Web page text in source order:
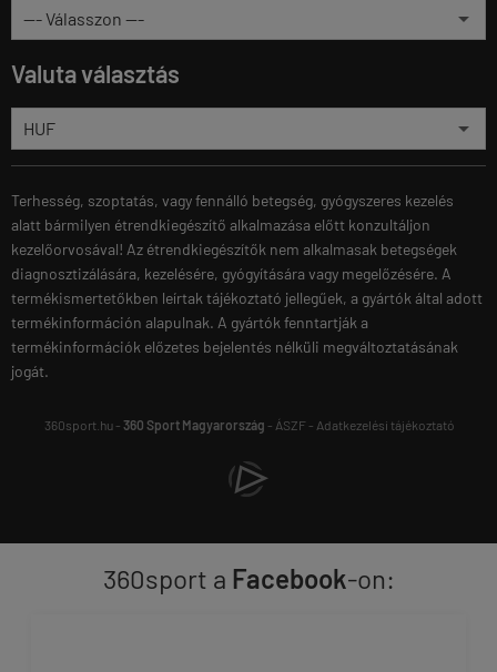
Valuta választás
Terhesség, szoptatás, vagy fennálló betegség, gyógyszeres kezelés
alatt bármilyen étrendkiegészítő alkalmazása előtt konzultáljon
kezelőorvosával! Az étrendkiegészítők nem alkalmasak betegségek
diagnosztizálására, kezelésére, gyógyítására vagy megelőzésére. A
termékismertetőkben leírtak tájékoztató jellegűek, a gyártók által adott
termékinformáción alapulnak. A gyártók fenntartják a
termékinformációk előzetes bejelentés nélküli megváltoztatásának
jogát.
360sport.hu - 360 Sport Magyarország - ÁSZF- Adatkezelési tájékoztató
360sport a Facebook-on: